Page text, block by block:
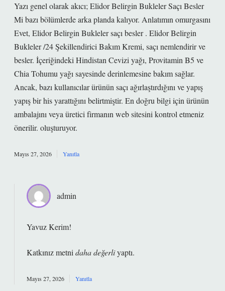
Yazı genel olarak akıcı; Elidor Belirgin Bukleler Saçı Besler
Mi bazı bölümlerde arka planda kalıyor. Anlatımın omurgasını
Evet, Elidor Belirgin Bukleler saçı besler . Elidor Belirgin
Bukleler /24 Şekillendirici Bakım Kremi, saçı nemlendirir ve
besler. İçeriğindeki Hindistan Cevizi yağı, Provitamin B5 ve
Chia Tohumu yağı sayesinde derinlemesine bakım sağlar.
Ancak, bazı kullanıcılar ürünün saçı ağırlaştırdığını ve yapış
yapış bir his yarattığını belirtmiştir. En doğru bilgi için ürünün
ambalajını veya üretici firmanın web sitesini kontrol etmeniz
önerilir. oluşturuyor.
Mayıs 27, 2026 Yanıtla
admin
Yavuz Kerim!
Katkınız metni daha değerliyaptı.
Mayıs 27, 2026 Yanıtla